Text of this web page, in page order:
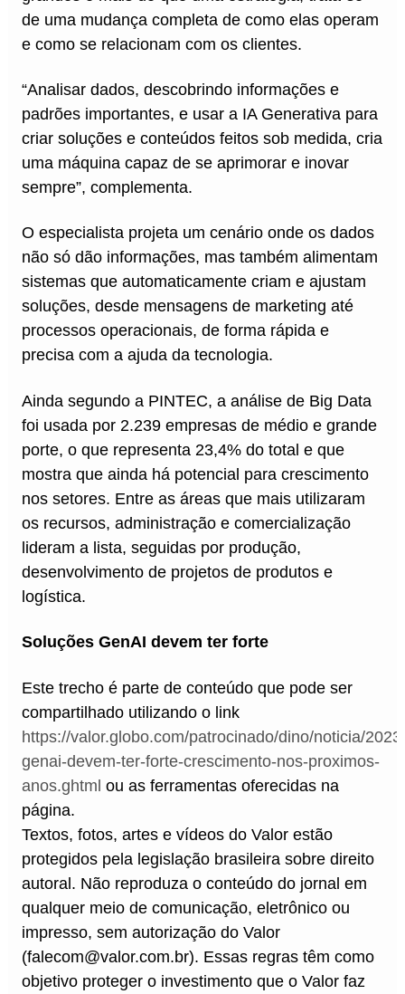
de uma mudança completa de como elas operam
e como se relacionam com os clientes.
“Analisar dados, descobrindo informações e
padrões importantes, e usar a IA Generativa para
criar soluções e conteúdos feitos sob medida, cria
uma máquina capaz de se aprimorar e inovar
sempre”, complementa.
O especialista projeta um cenário onde os dados
não só dão informações, mas também alimentam
sistemas que automaticamente criam e ajustam
soluções, desde mensagens de marketing até
processos operacionais, de forma rápida e
precisa com a ajuda da tecnologia.
Ainda segundo a PINTEC, a análise de Big Data
foi usada por 2.239 empresas de médio e grande
porte, o que representa 23,4% do total e que
mostra que ainda há potencial para crescimento
nos setores. Entre as áreas que mais utilizaram
os recursos, administração e comercialização
lideram a lista, seguidas por produção,
desenvolvimento de projetos de produtos e
logística.
Soluções GenAI devem ter forte
Este trecho é parte de conteúdo que pode ser
compartilhado utilizando o link
https://valor.globo.com/patrocinado/dino/noticia/
genai-devem-ter-forte-crescimento-nos-proximos-
anos.ghtml ou as ferramentas oferecidas na
página.
Textos, fotos, artes e vídeos do Valor estão
protegidos pela legislação brasileira sobre direito
autoral. Não reproduza o conteúdo do jornal em
qualquer meio de comunicação, eletrônico ou
impresso, sem autorização do Valor
(falecom@valor.com.br). Essas regras têm como
objetivo proteger o investimento que o Valor faz